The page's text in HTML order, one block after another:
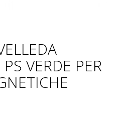
VERDE PER